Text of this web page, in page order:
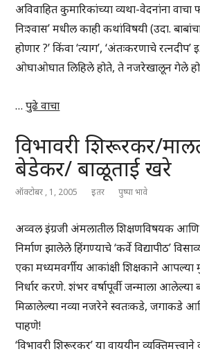
अविवाहित कुमारिकांच्या व्यथा-वेदनांना वाचा
निःश्वास’ मधील काही कथांविषयी (उदा.
होणार ?’ किंवा ‘त्याग’, ‘अंतःकरणाचे
ओघाओघात लिहिले होते, ते नजरेखालून गेले
…पुढे वाचा
विभावरी शिरूरकर/
बेडेकर/ बाळूताई खरे
ऑक्टोबर , 1, 2005 इतर पुष्पा भावे
अव्वल इंग्रजी अंमलातील शिक्षणविषयक आणि
निर्माण झालेले हिंगण्याचे ‘कर्वे विद्यापीठ’
एका मध्यमवर्गीय आकांक्षी शिक्षकाने आपल्या
निर्धार करणे. शंभर वर्षापूर्वी जन्माला
मिळालेल्या नव्या नजरेने स्वतःकडे, जगाकडे
पाहणे!
‘विभावरी शिरूरकर’ या वाययीन